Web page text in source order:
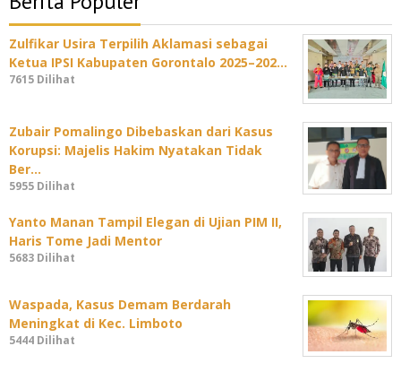
Zulfikar Usira Terpilih Aklamasi sebagai
Ketua IPSI Kabupaten Gorontalo 2025–202…
7615 Dilihat
Zubair Pomalingo Dibebaskan dari Kasus
Korupsi: Majelis Hakim Nyatakan Tidak
Ber…
5955 Dilihat
Yanto Manan Tampil Elegan di Ujian PIM II,
Haris Tome Jadi Mentor
5683 Dilihat
Waspada, Kasus Demam Berdarah
Meningkat di Kec. Limboto
5444 Dilihat